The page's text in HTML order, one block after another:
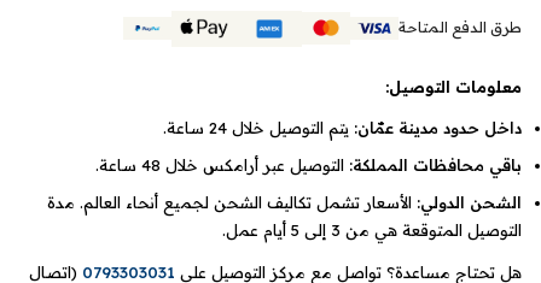
طرق الدفع المتاحة
معلومات التوصيل:
داخل حدود مدينة عمّان: يتم التوصيل خلال 24 ساعة.
باقي محافظات المملكة: التوصيل عبر أرامكس خلال 48 ساعة.
الشحن الدولي: الأسعار تشمل تكاليف الشحن لجميع أنحاء العالم. مدة
التوصيل المتوقعة هي من 3 إلى 5 أيام عمل.
هل تحتاج مساعدة؟ تواصل مع مركز التوصيل على 0793303031 (اتصال